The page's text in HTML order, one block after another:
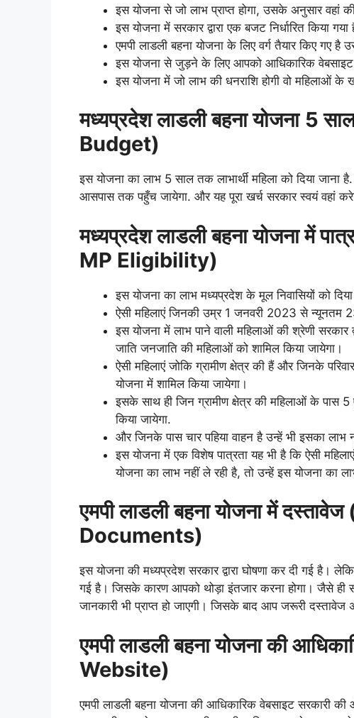
इस योजना से जो लाभ प्राप्त होगा, उसके अनुसार वहां
इस योजना में सरकार द्वारा एक बजट निर्धारित किया
एमपी लाडली बहना योजना के लिए वर्ग तैयार किए गए है
इस योजना से जुड़ने के लिए आपको आधिकारिक
इस योजना में जो लाभ की धनराशि होगी वो महिलाओं के
मध्यप्रदेश लाडली बहना योजना 5
Budget)
इस योजना का लाभ 5 साल तक लाभार्थी महिला को दिया
आसपास तक पहुँच जायेगा. और यह पूरा खर्च सरकार स्वयं वहां
मध्यप्रदेश लाडली बहना योजना में
MP Eligibility)
इस योजना का लाभ मध्यप्रदेश के मूल निवासियों को
ऐसी महिलाएं जिनकी उम्र 1 जनवरी 2023 से न्यूनतम
इस योजना में लाभ पाने वाली महिलाओं की श्रेणी सरकार
जाति जनजाति की महिलाओं को शामिल किया जायेगा।
ऐसी महिलाएं जोकि ग्रामीण क्षेत्र की हैं और जिनके
योजना में शामिल किया जायेगा।
इसके साथ ही जिन ग्रामीण क्षेत्र की महिलाओं के पास
किया जायेगा.
और जिनके पास चार पहिया वाहन है उन्हें भी इसका लाभ
इस योजना में एक विशेष पात्रता यह भी है कि ऐसी
योजना का लाभ नहीं ले रही है, तो उन्हें इस योजना का
एमपी लाडली बहना योजना में
Documents)
इस योजना की मध्यप्रदेश सरकार द्वारा घोषणा कर दी गई है।
गई है। जिसके कारण आपको थोड़ा इंतजार करना होगा। जैसे
जानकारी भी प्राप्त हो जाएगी। जिसके बाद आप जरूरी
एमपी लाडली बहना योजना की
Website)
एमपी लाडली बहना योजना की आधिकारिक वेबसाइट सरकारी